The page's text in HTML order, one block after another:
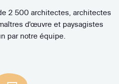
2 500 architectes, architectes
d'œuvre et paysagistes
par notre équipe.